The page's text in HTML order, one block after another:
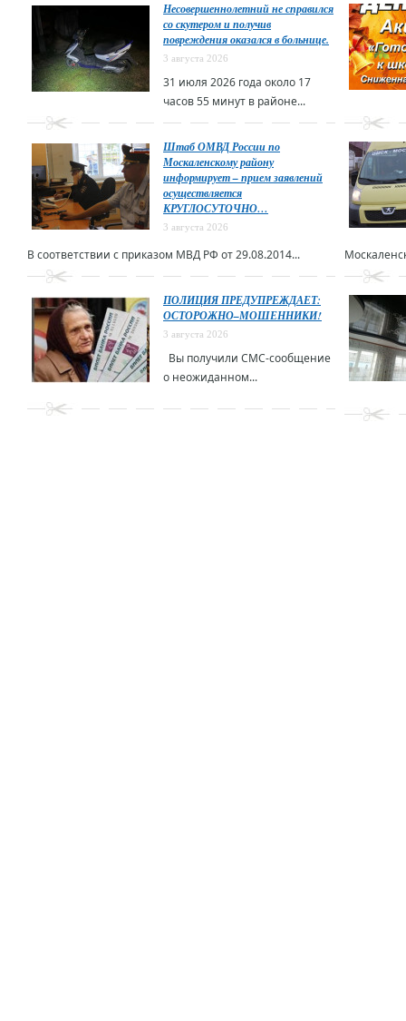
Несовершеннолетний не справился
со скутером и получив
повреждения оказался в больнице.
3 августа 2026
31 июля 2026 года около 17
часов 55 минут в районе...
Штаб ОМВД России по
Москаленскому району
информирует – прием заявлений
осуществляется
КРУГЛОСУТОЧНО…
3 августа 2026
В соответствии с приказом МВД РФ от 29.08.2014...
ПОЛИЦИЯ ПРЕДУПРЕЖДАЕТ:
ОСТОРОЖНО–МОШЕННИКИ!
3 августа 2026
Вы получили СМС-сообщение
о неожиданном...